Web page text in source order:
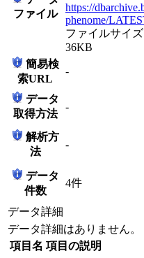
ファイル
https://
phenome/
ファイルサイズ
36KB
簡易検
索URL
-
データ
取得方法
-
解析方
法
-
データ
件数
4件
データ詳細
データ詳細はありません。
項目名 項目の説明